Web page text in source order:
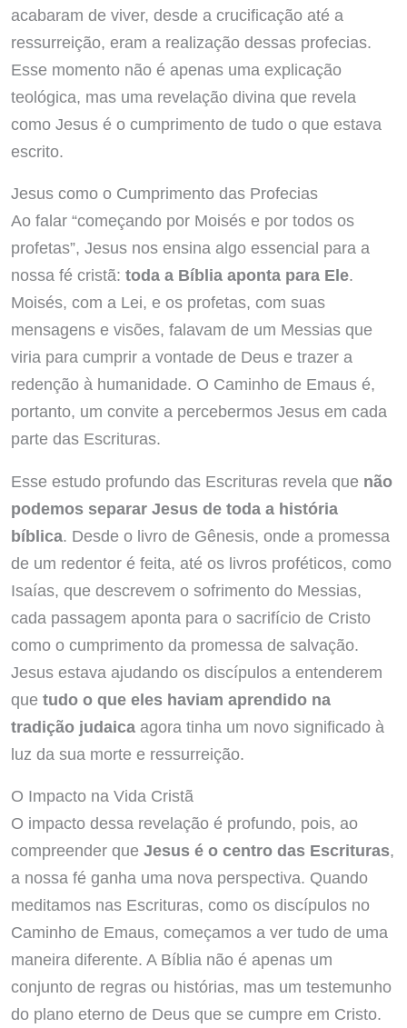
acabaram de viver, desde a crucificação até a
ressurreição, eram a realização dessas profecias.
Esse momento não é apenas uma explicação
teológica, mas uma revelação divina que revela
como Jesus é o cumprimento de tudo o que estava
escrito.
Jesus como o Cumprimento das Profecias
Ao falar “começando por Moisés e por todos os
profetas”, Jesus nos ensina algo essencial para a
nossa fé cristã: toda a Bíblia aponta para Ele.
Moisés, com a Lei, e os profetas, com suas
mensagens e visões, falavam de um Messias que
viria para cumprir a vontade de Deus e trazer a
redenção à humanidade. O Caminho de Emaus é,
portanto, um convite a percebermos Jesus em cada
parte das Escrituras.
Esse estudo profundo das Escrituras revela que não
podemos separar Jesus de toda a história
bíblica. Desde o livro de Gênesis, onde a promessa
de um redentor é feita, até os livros proféticos, como
Isaías, que descrevem o sofrimento do Messias,
cada passagem aponta para o sacrifício de Cristo
como o cumprimento da promessa de salvação.
Jesus estava ajudando os discípulos a entenderem
que tudo o que eles haviam aprendido na
tradição judaicaagora tinha um novo significado à
luz da sua morte e ressurreição.
O Impacto na Vida Cristã
O impacto dessa revelação é profundo, pois, ao
compreender que Jesus é o centro das Escrituras,
a nossa fé ganha uma nova perspectiva. Quando
meditamos nas Escrituras, como os discípulos no
Caminho de Emaus, começamos a ver tudo de uma
maneira diferente. A Bíblia não é apenas um
conjunto de regras ou histórias, mas um testemunho
do plano eterno de Deus que se cumpre em Cristo.